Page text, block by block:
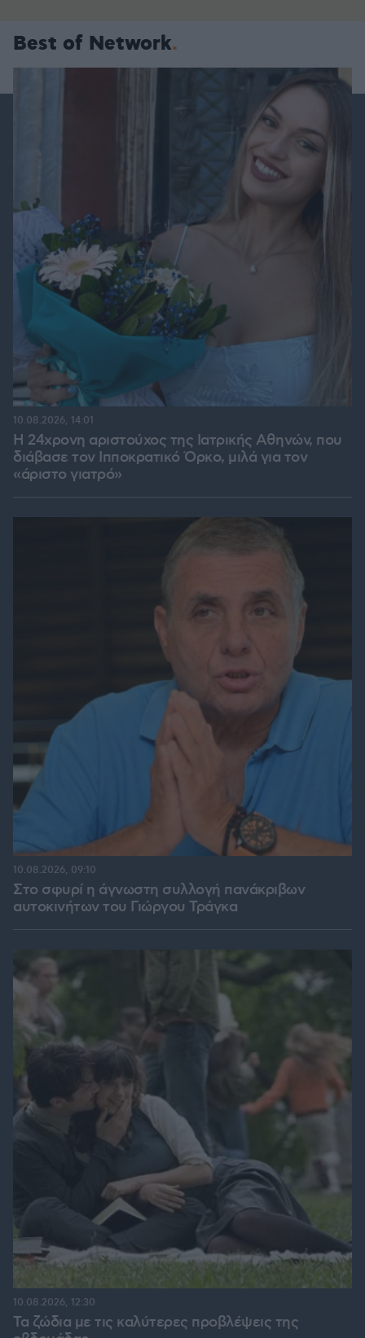
Best of Network
Η 24χρονη αριστούχος της Ιατρικής Αθηνών, που
διάβασε τον Ιπποκρατικό Όρκο, μιλά για τον
«άριστο γιατρό»
10.08.2026, 14:01
Στο σφυρί η άγνωστη συλλογή πανάκριβων
αυτοκινήτων του Γιώργου Τράγκα
10.08.2026, 09:10
Τα ζώδια με τις καλύτερες προβλέψεις της
10.08.2026, 12:30